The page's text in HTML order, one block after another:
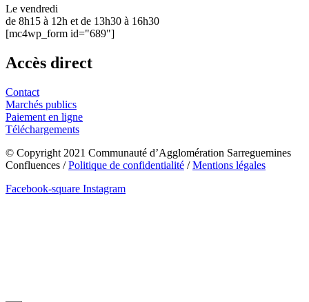
Le vendredi
de 8h15 à 12h et de 13h30 à 16h30
[mc4wp_form id="689"]
Accès direct
Contact
Marchés publics
Paiement en ligne
Téléchargements
© Copyright 2021 Communauté d’Agglomération Sarreguemines
Confluences /Politique de confidentialité /Mentions légales
Facebook-square Instagram